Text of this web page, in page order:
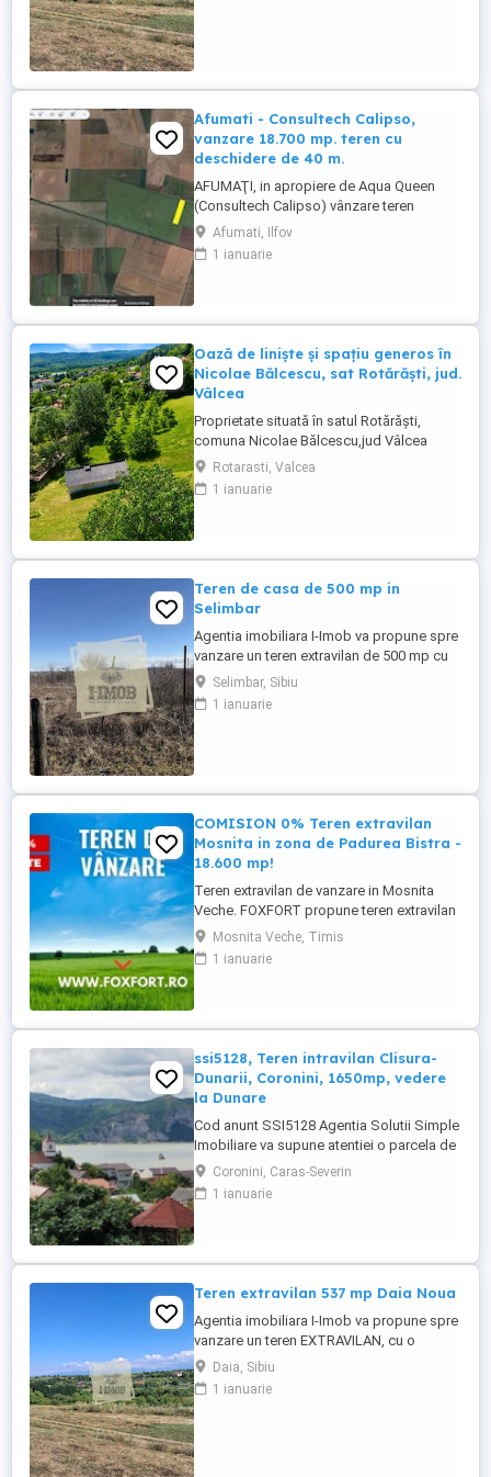
Afumati - Consultech Calipso,
vanzare 18.700 mp. teren cu
deschidere de 40 m.
AFUMAŢI, in apropiere de Aqua Queen
(Consultech Calipso) vânzare teren
extravilan în suprafaţă totală de 18.700
mp. cu deschidere de 39,5 ml. Ca locaţie
mai exact este situat la jumătatea distanţei
în plină ...
Afumati, Ilfov
1 ianuarie
Oază de liniște și spațiu generos în
Nicolae Bălcescu, sat Rotărăști, jud.
Vâlcea
Proprietate situată în satul Rotărăști,
comuna Nicolae Bălcescu,jud Vâlcea
compusă din teren în suprafață totală de
7.516 mp, din care 2.500 mp intravilan cu
posibilitate de extindere. Amplasamentul
beneficiind de liniștea ...
Rotarasti, Valcea
1 ianuarie
Teren de casa de 500 mp in
Selimbar
Agentia imobiliara I-Imob va propune spre
vanzare un teren extravilan de 500 mp cu
deschidere de 34 ml, aflat in Selimbar, pe
strada Selimbarului. Canalizarea si apa
sunt langa proprietate, iar gazul si curentul
Selimbar, Sibiu
1 ianuarie
COMISION 0% Teren extravilan
Mosnita in zona de Padurea Bistra -
18.600 mp!
Teren extravilan de vanzare in Mosnita
Veche. FOXFORT propune teren extravilan
de vanzare in Mosnita Veche, avand o
suprafata de 18.600 mp. Terenul este
situat chiar la marginea padurii Bistra.
Se accepta ca si modalitate ...
Mosnita Veche, Timis
1 ianuarie
ssi5128, Teren intravilan Clisura-
Dunarii, Coronini, 1650mp, vedere
la Dunare
Cod anunt SSI5128 Agentia Solutii Simple
Imobiliare va supune atentiei o parcela de
1650mp teren extravilan In Comuna
Coronini-Clisura Dunarii, la o distanta
considerabila de acesta dar cu o priveliste
recreere personala ...
Coronini, Caras-Severin
1 ianuarie
Teren extravilan 537 mp Daia Noua
Agentia imobiliara I-Imob va propune spre
vanzare un teren EXTRAVILAN, cu o
suprafata de 537 mp si deschidere de
aproximativ 18 ml, situat in Daia Noua.
Utilitatile se afla in zona, la aproximativ
Daia, Sibiu
1 ianuarie